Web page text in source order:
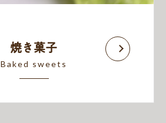
焼き菓子
Baked sweets